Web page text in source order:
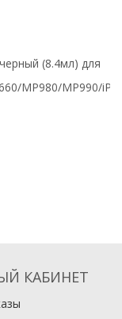
(8.4мл) для
MP980/MP990/
КАБИНЕТ